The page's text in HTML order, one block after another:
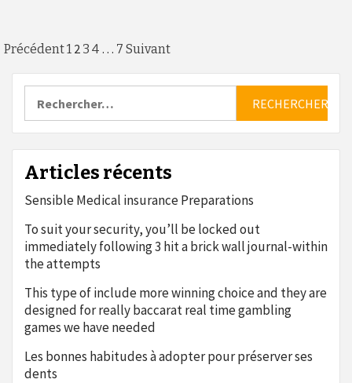
Pagination
des
publications
Précédent1 2 3 4 … 7 Suivant
Articles récents
Sensible Medical insurance Preparations
To suit your security, you’ll be locked out
immediately following 3 hit a brick wall journal-within
the attempts
This type of include more winning choice and they are
designed for really baccarat real time gambling
games we have needed
Les bonnes habitudes à adopter pour préserver ses
dents